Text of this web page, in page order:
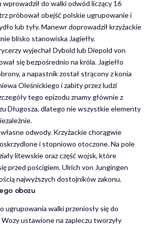
do walki odwód liczący 16
próbował obejść polskie ugrupowanie i
lub tyły. Manewr doprowadził krzyżackie
blisko stanowiska Jagiełły.
wyjechał Dybold lub Diepold von
się bezpośrednio na króla. Jagiełło
a napastnik został strącony z konia
Oleśnickiego i zabity przez ludzi
tego epizodu znamy głównie z
Długosza, dlatego nie wszystkie elementy
własne odwody. Krzyżackie chorągwie
i stopniowo otoczone. Na pole
litewskie oraz część wojsk, które
przed pościgiem. Ulrich von Jungingen
najwyższych dostojników zakonu.
obozu
ugrupowania walki przeniosły się do
ustawione na zapleczu tworzyły